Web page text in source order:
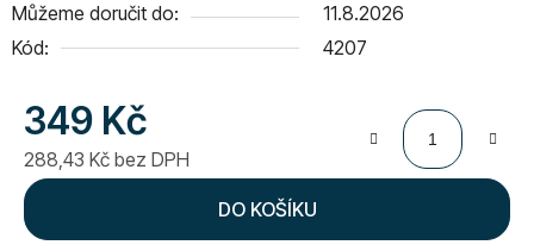
Můžeme doručit do:
11.8.2026
Kód:
4207
349 Kč
288,43 Kč bez DPH
Měrná cena:
DO KOŠÍKU